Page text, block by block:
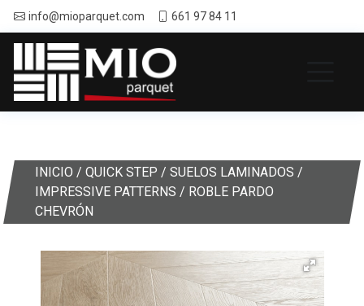
info@mioparquet.com 661 97 84 11
INICIO / QUICK STEP / SUELOS LAMINADOS /
IMPRESSIVE PATTERNS / ROBLE PARDO
CHEVRÓN